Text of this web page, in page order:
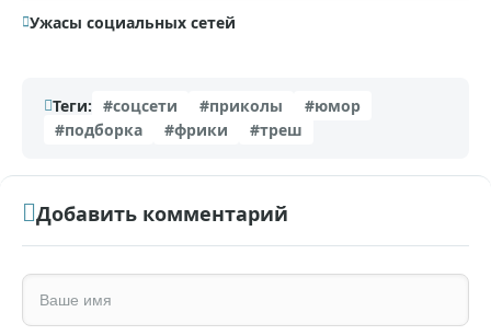
Ужасы социальных сетей
Теги: #соцсети #приколы
#юмор
#подборка
#фрики #треш
Добавить комментарий